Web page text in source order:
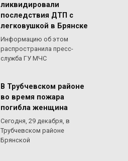
ликвидировали
последствия ДТП с
легковушкой в Брянске
Информацию об этом
распространила пресс-
служба ГУ МЧС
В Трубчевском районе
во время пожара
погибла женщина
Сегодня, 29 декабря, в
Трубчевском районе
Брянской